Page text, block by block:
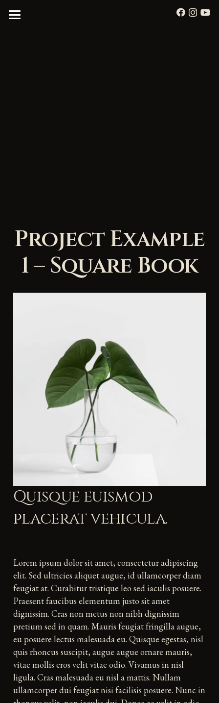
Project Example
1 – Square Book
Quisque euismod
placerat vehicula.
Lorem ipsum dolor sit amet, consectetur adipiscing
elit. Sed ultricies aliquet augue, id ullamcorper diam
feugiat at. Curabitur tristique leo sed iaculis posuere.
Praesent faucibus elementum justo sit amet
dignissim. Cras non metus non nibh dignissim
pretium sed in quam. Mauris feugiat fringilla augue,
eu posuere lectus malesuada eu. Quisque egestas, nisl
quis rhoncus suscipit, augue augue ornare mauris,
vitae mollis eros velit vitae odio. Vivamus in nisl
ligula. Cras malesuada eu nisl a mattis. Nullam
ullamcorper dui feugiat nisi facilisis posuere. Nunc in